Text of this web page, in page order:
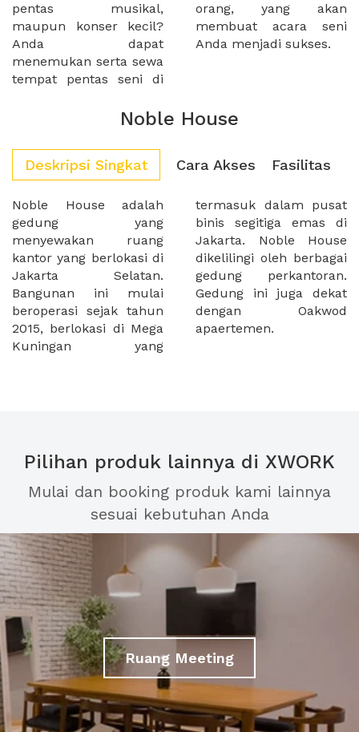
pentas musikal,
maupun konser kecil?
Anda dapat
menemukan serta sewa
tempat pentas seni di
orang, yang akan
membuat acara seni
Anda menjadi sukses.
Noble House
Deskripsi Singkat Cara Akses Fasilitas
Noble House adalah
gedung yang
menyewakan ruang
kantor yang berlokasi di
Jakarta Selatan.
Bangunan ini mulai
beroperasi sejak tahun
2015, berlokasi di Mega
Kuningan yang
termasuk dalam pusat
binis segitiga emas di
Jakarta. Noble House
dikelilingi oleh berbagai
gedung perkantoran.
Gedung ini juga dekat
dengan Oakwod
apaertemen.
Pilihan produk lainnya di XWORK
Mulai dan booking produk kami lainnya
sesuai kebutuhan Anda
Ruang Meeting